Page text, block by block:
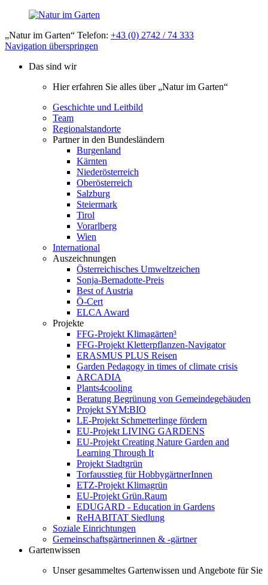
„Natur im Garten“ Telefon: +43 (0) 2742 / 74 333
Navigation überspringen
Das sind wir
Hier erfahren Sie alles über „Natur im Garten“
Geschichte und Leitbild
Team
Regionalstandorte
Partner in den Bundesländern
Burgenland
Kärnten
Niederösterreich
Oberösterreich
Salzburg
Steiermark
Tirol
Vorarlberg
Wien
International
Auszeichnungen
Österreichisches Umweltzeichen
Sonja-Bernadotte-Preis
Best of Austria
Ö-Cert
ELCA Award
Projekte
FFG-Projekt Klimagärten³
FFG-Projekt Kletterpflanzen-Navigator
ERASMUS PLUS Reisen
Garden Pedagogy in times of climate crisis
ARCADIA
Plants4cooling
Beratung Begrünung von Gemeindegebäuden
Projekt SYM:BIO
LE-Projekt Schmetterlinge fördern
EU-Projekt LIVING GARDENS
EU-Projekt Creating Nature Garden and
Learning Through It
Projekt Stadtgrün
Torfausstieg für HobbygärtnerInnen
ETZ-Projekt Klimagrün
EU-Projekt Grün.Raum
EDUGARD - Education in Gardens
ReHABITAT Siedlung
Soziale Einrichtungen
Gemeinschaftsgärtnerinnen & -gärtner
Gartenwissen
Unser gesammeltes Gartenwissen und Angebote für Sie